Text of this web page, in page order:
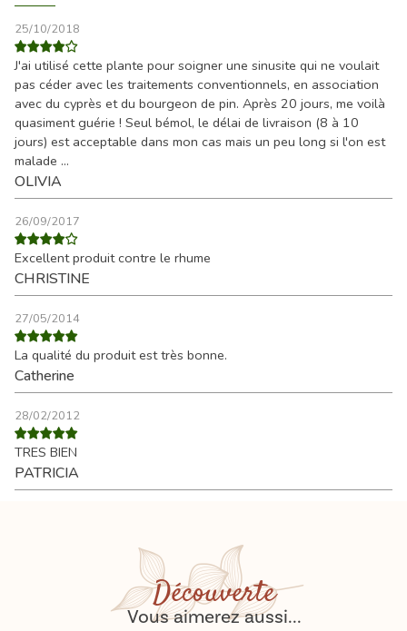
25/10/2018
J'ai utilisé cette plante pour soigner une sinusite qui ne voulait
pas céder avec les traitements conventionnels, en association
avec du cyprès et du bourgeon de pin. Après 20 jours, me voilà
quasiment guérie ! Seul bémol, le délai de livraison (8 à 10
jours) est acceptable dans mon cas mais un peu long si l'on est
malade ...
OLIVIA
26/09/2017
Excellent produit contre le rhume
CHRISTINE
27/05/2014
La qualité du produit est très bonne.
Catherine
28/02/2012
TRES BIEN
PATRICIA
Découverte
Vous aimerez aussi...